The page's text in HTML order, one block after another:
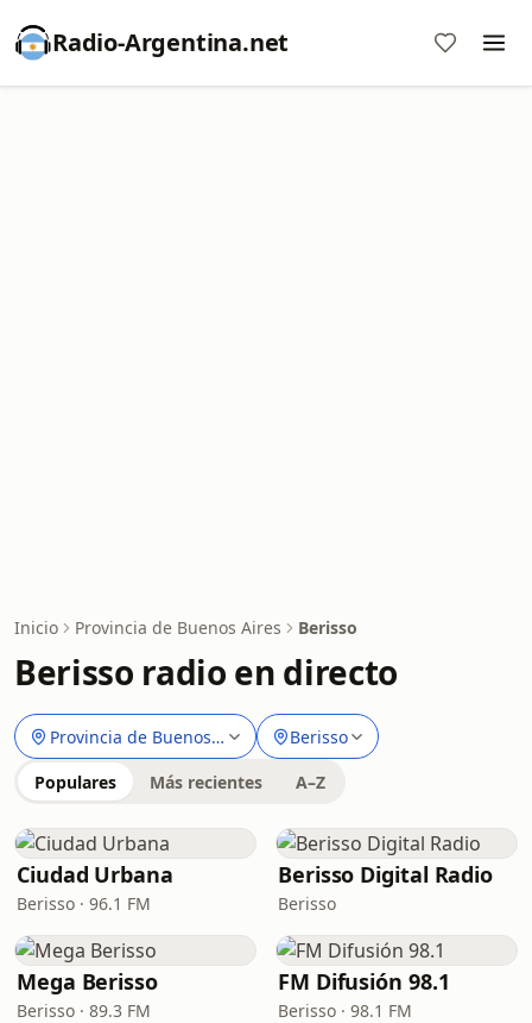
Radio-Argentina.net
Inicio Provincia de Buenos Aires Berisso
Berisso radio en directo
Provincia de Buenos Aires Berisso
Populares Más recientes A–Z
Ciudad Urbana
Berisso · 96.1 FM
Berisso Digital Radio
Berisso
Mega Berisso
Berisso · 89.3 FM
FM Difusión 98.1
Berisso · 98.1 FM